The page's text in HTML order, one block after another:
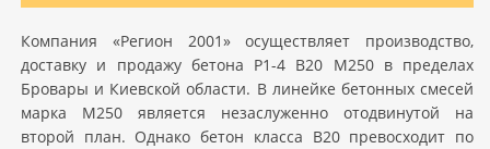
Компания «Регион 2001» осуществляет производство,
доставку и продажу бетона Р1-4 В20 M250 в пределах
Бровары и Киевской области. В линейке бетонных смесей
марка М250 является незаслуженно отодвинутой на
второй план. Однако бетон класса В20 превосходит по